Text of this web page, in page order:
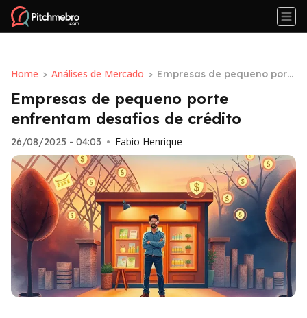
Home > Análises de Mercado > Empresas de pequeno port
édito
Empresas de pequeno porte
enfrentam desafios de crédito
26/08/2025 - 04:03 • Fabio Henrique